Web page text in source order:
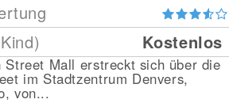
Kostenlos
Street Mall erstreckt sich über die
im Stadtzentrum Denvers,
von...